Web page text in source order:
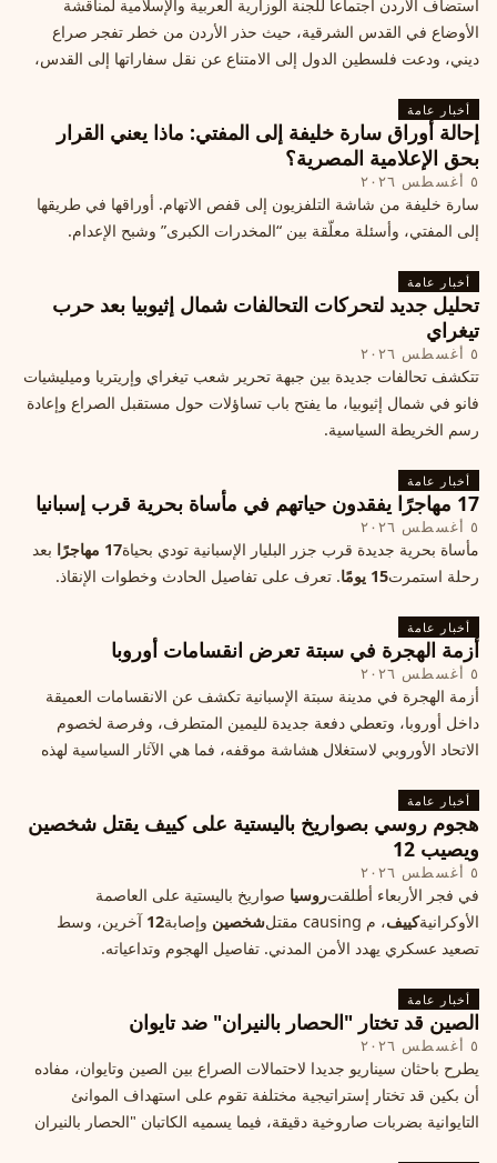
استضاف الأردن اجتماعا للجنة الوزارية العربية والإسلامية لمناقشة
الأوضاع في القدس الشرقية، حيث حذر الأردن من خطر تفجر صراع
ديني، ودعت فلسطين الدول إلى الامتناع عن نقل سفاراتها إلى القدس،
أخبار عامة
إحالة أوراق سارة خليفة إلى المفتي: ماذا يعني القرار
بحق الإعلامية المصرية؟
٥ أغسطس ٢٠٢٦
سارة خليفة من شاشة التلفزيون إلى قفص الاتهام. أوراقها في طريقها
إلى المفتي، وأسئلة معلّقة بين “المخدرات الكبرى” وشبح الإعدام.
أخبار عامة
تحليل جديد لتحركات التحالفات شمال إثيوبيا بعد حرب
تيغراي
٥ أغسطس ٢٠٢٦
تتكشف تحالفات جديدة بين جبهة تحرير شعب تيغراي وإريتريا وميليشيات
فانو في شمال إثيوبيا، ما يفتح باب تساؤلات حول مستقبل الصراع وإعادة
رسم الخريطة السياسية.
أخبار عامة
17 مهاجرًا يفقدون حياتهم في مأساة بحرية قرب إسبانيا
٥ أغسطس ٢٠٢٦
مأساة بحرية جديدة قرب جزر البليار الإسبانية تودي بحياة17 مهاجرًا
بعد
رحلة استمرت15 يومًا . تعرف على تفاصيل الحادث وخطوات الإنقاذ.
أخبار عامة
أزمة الهجرة في سبتة تعرض انقسامات أوروبا
٥ أغسطس ٢٠٢٦
أزمة الهجرة في مدينة سبتة الإسبانية تكشف عن الانقسامات العميقة
داخل أوروبا، وتعطي دفعة جديدة لليمين المتطرف، وفرصة لخصوم
الاتحاد الأوروبي لاستغلال هشاشة موقفه، فما هي الآثار السياسية لهذه
أخبار عامة
هجوم روسي بصواريخ باليستية على كييف يقتل شخصين
ويصيب 12
٥ أغسطس ٢٠٢٦
في فجر الأربعاء أطلقتروسيا صواريخ باليستية على العاصمة
الأوكرانيةكييف، م causing مقتل شخصين وإصابة12 آخرين، وسط
تصعيد عسكري يهدد الأمن المدني. تفاصيل الهجوم وتداعياته.
أخبار عامة
الصين قد تختار "الحصار بالنيران" ضد تايوان
٥ أغسطس ٢٠٢٦
يطرح باحثان سيناريو جديدا لاحتمالات الصراع بين الصين وتايوان، مفاده
أن بكين قد تختار إستراتيجية مختلفة تقوم على استهداف الموانئ
التايوانية بضربات صاروخية دقيقة، فيما يسميه الكاتبان "الحصار بالنيران